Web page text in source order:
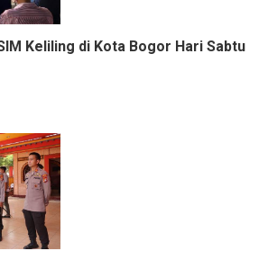
Keliling di Kota Bogor Hari Sabtu